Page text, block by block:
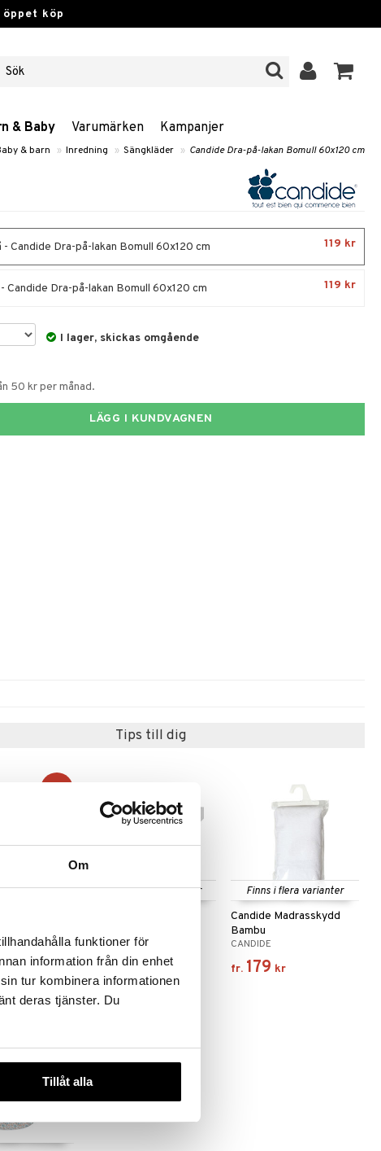
Om
funktioner för
information från din enhet
tur kombinera informationen
deras tjänster. Du
Tillåt alla
köp
& Baby Varumärken Kampanjer
& barn » Inredning » Sängkläder » Candide Dra-på-lakan Bomull 60x120 cm
- Candide Dra-på-lakan Bomull 60x120 cm 119 kr
Candide Dra-på-lakan Bomull 60x120 cm 119 kr
I lager, skickas omgående
50 kr per månad.
LÄGG I KUNDVAGNEN
Tips till dig
varianter
(ord. 229kr)
Finns i flera varianter
CANDIDE
149 kr
Finns i flera varianter
Candide Madrasskydd
Bambu
CANDIDE
fr. 179 kr